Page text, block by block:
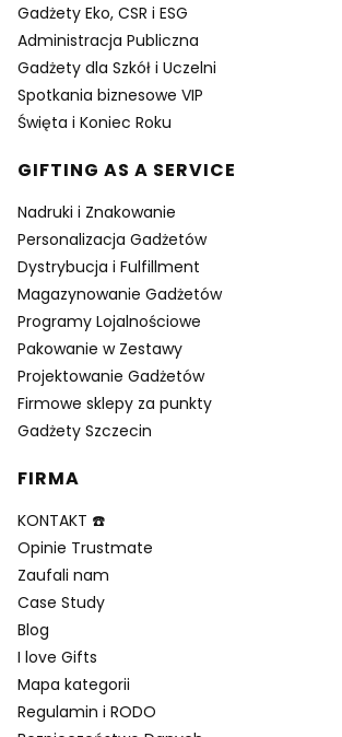
Gadżety Eko, CSR i ESG
Administracja Publiczna
Gadżety dla Szkół i Uczelni
Spotkania biznesowe VIP
Święta i Koniec Roku
GIFTING AS A SERVICE
Nadruki i Znakowanie
Personalizacja Gadżetów
Dystrybucja i Fulfillment
Magazynowanie Gadżetów
Programy Lojalnościowe
Pakowanie w Zestawy
Projektowanie Gadżetów
Firmowe sklepy za punkty
Gadżety Szczecin
FIRMA
KONTAKT ☎️
Opinie Trustmate
Zaufali nam
Case Study
Blog
I love Gifts
Mapa kategorii
Regulamin i RODO